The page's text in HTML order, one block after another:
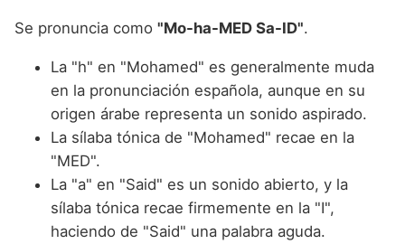
Se pronuncia como "Mo-ha-MED Sa-ID".
La "h" en "Mohamed" es generalmente muda
en la pronunciación española, aunque en su
origen árabe representa un sonido aspirado.
La sílaba tónica de "Mohamed" recae en la
"MED".
La "a" en "Said" es un sonido abierto, y la
sílaba tónica recae firmemente en la "I",
haciendo de "Said" una palabra aguda.